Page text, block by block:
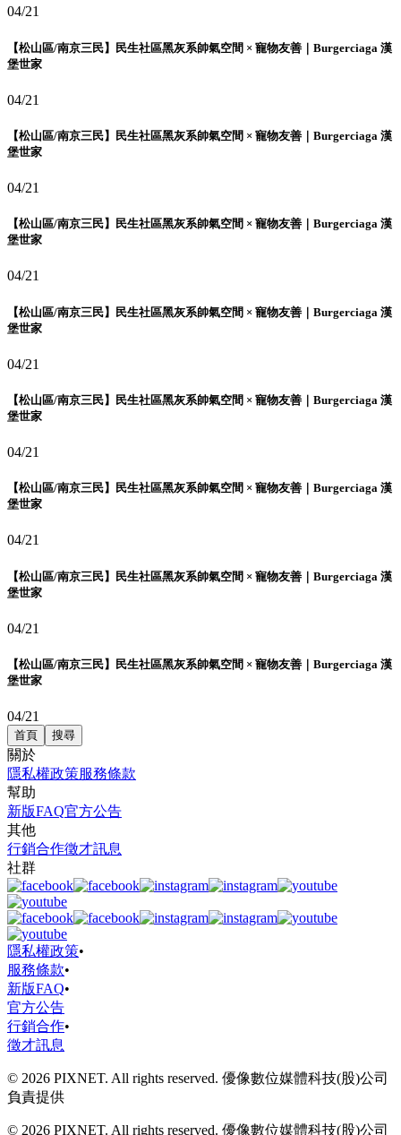
04/21
【松山區/南京三民】民生社區黑灰系帥氣空間 × 寵物友善｜Burgerciaga 漢
堡世家
04/21
【松山區/南京三民】民生社區黑灰系帥氣空間 × 寵物友善｜Burgerciaga 漢
堡世家
04/21
【松山區/南京三民】民生社區黑灰系帥氣空間 × 寵物友善｜Burgerciaga 漢
堡世家
04/21
【松山區/南京三民】民生社區黑灰系帥氣空間 × 寵物友善｜Burgerciaga 漢
堡世家
04/21
【松山區/南京三民】民生社區黑灰系帥氣空間 × 寵物友善｜Burgerciaga 漢
堡世家
04/21
【松山區/南京三民】民生社區黑灰系帥氣空間 × 寵物友善｜Burgerciaga 漢
堡世家
04/21
【松山區/南京三民】民生社區黑灰系帥氣空間 × 寵物友善｜Burgerciaga 漢
堡世家
04/21
【松山區/南京三民】民生社區黑灰系帥氣空間 × 寵物友善｜Burgerciaga 漢
堡世家
04/21
首頁 搜尋
關於
隱私權政策服務條款
幫助
新版FAQ官方公告
其他
行銷合作徵才訊息
社群
隱私權政策•
服務條款•
新版FAQ•
官方公告
行銷合作•
徵才訊息
© 2026 PIXNET. All rights reserved. 優像數位媒體科技(股)公司
負責提供
© 2026 PIXNET. All rights reserved. 優像數位媒體科技(股)公司